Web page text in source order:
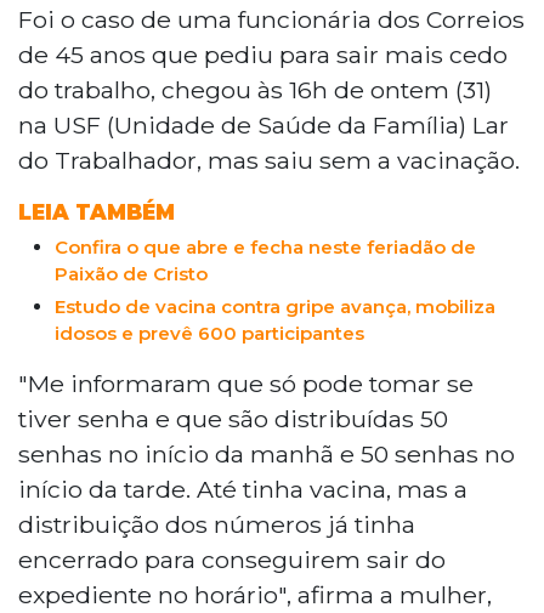
distribuição de senhas para vacinação
contra a gripe nos postos de saúde de
Campo Grande tem frustrado pessoas
dos grupos prioritários. Cada unidade
adota critérios diferentes, deixando
moradores sem a dose. A Secretaria
questionamentos sobre o assunto. Para
se vacinar, é necessário apresentar
documento com foto e comprovante da
condição prioritária.
Foi o caso de uma funcionária dos Correios
de 45 anos que pediu para sair mais cedo
do trabalho, chegou às 16h de ontem (31)
na USF (Unidade de Saúde da Família) Lar
do Trabalhador, mas saiu sem a vacinação.
LEIA TAMBÉM
Confira o que abre e fecha neste feriadão de
Paixão de Cristo
Estudo de vacina contra gripe avança, mobiliza
idosos e prevê 600 participantes
"Me informaram que só pode tomar se
tiver senha e que são distribuídas 50
senhas no início da manhã e 50 senhas no
início da tarde. Até tinha vacina, mas a
distribuição dos números já tinha
encerrado para conseguirem sair do
expediente no horário", afirma a mulher,